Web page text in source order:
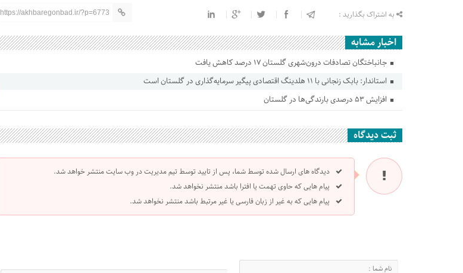
به اشتراک بگذارید : https://akhbaregonbad.ir/?p=6773
اخبار مشابه
جانباختگان تصادفات درون‌شهری گلستان ۱۷ درصد کاهش یافت
استاندار: بابک زنجانی با ۱۱ هلدینگ اقتصادی پیگیر سرمایه‌گذاری در گلستان است
افزایش ۵۳ درصدی بارندگی‌ها در گلستان
ثبت دیدگاه
دیدگاه های ارسال شده توسط شما، پس از تایید توسط تیم مدیریت در وب سایت منتشر خواهد شد.
پیام هایی که حاوی تهمت یا افترا باشد منتشر نخواهد شد.
پیام هایی که به غیر از زبان فارسی یا غیر مرتبط باشد منتشر نخواهد شد.